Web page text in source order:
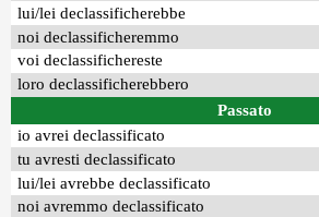
lui/lei declassificherebbe
noi declassificheremmo
voi declassifichereste
loro declassificherebbero
Passato
io avrei declassificato
tu avresti declassificato
lui/lei avrebbe declassificato
noi avremmo declassificato